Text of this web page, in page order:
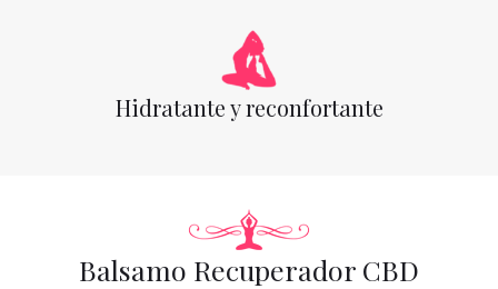
Hidratante y reconfortante
Balsamo Recuperador CBD